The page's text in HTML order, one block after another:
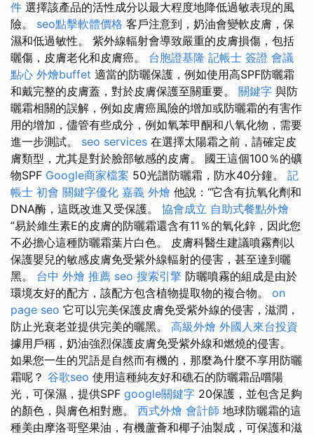
件 選擇該產品的活性成分以最大程度地降低過敏表現的風
險。 seo點擊軟體價格 客戶注意到，奶油會變軟皮膚，保
濕和低過敏性。 紫外線輻射會導致嚴重的皮膚損傷，包括
曬傷，皮膚老化和皮膚癌。 台胞證基隆 記帳士 簽證 會議
點心 外燴buffet 適當的防曬保護，例如使用高SPF防曬霜
和戴完整的皮膚蓋，對於皮膚保護至關重要。 關鍵字 與防
曬霜相關的誤解，例如皮膚癌風險的增加或防曬霜的有害作
用的增加，儘管有些成分，例如氧苯甲酮和八氧化物，需要
進一步測試。 seo services 在選擇太陽霜之前，請確定皮
膚類型，尤其是對於臉部敏感的皮膚。 國王這個100％的礦
物SPF Google商家檔案 50光譜防曬霜，防水40分鐘。 記
帳士 初會 關鍵字優化 嘉義 外燴 他說：“它含有抗氧化劑和
DNA酶，這既改進又受保護。 協會成立 自助式餐點外燴
”易於維生素E的皮膚的防曬霜還含有11％的氧化鋅，因此您
不必擔心這種防曬霜葉片白色。 皮膚科醫生建議噴霧劑以
保護嬰兒的敏感皮膚免受紫外線輻射的侵害，甚至達到曬
黑。 台中 外燴 推薦 seo 搜索引擎 防曬噴霧的組成是由於
環境友好的配方，該配方包含植物提取物的複合物。 on
page seo 它可以完美保護皮膚免受紫外線的侵害，滋潤，
防止光衰老並提供完美的曬黑。 高級外燴 外國人來台投資
據用戶稱，奶油強烈保護皮膚免受紫外線和燃燒的侵害。
如果您一生的咒語是自然而有機的，那麼為什麼不享用防曬
霜呢？ 谷歌seo 使用這種純友好和礁石的防曬霜品嚐陽
光，可保濕，提供SPF google關鍵字 20保護，並包含足夠
的顏色，與膚色相對應。 西式外燴 會計師 地球防曬霜的這
種美由摩洛哥堅果油，有機蘆薈和椰子油製成，可保護和滋